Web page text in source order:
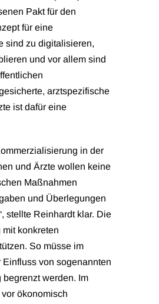
Pakt für den
für eine
sind zu digitalisieren,
und vor allem sind
arztspezifische
ist dafür eine
in der
und Ärzte wollen keine
Maßnahmen
und Überlegungen
stellte Reinhardt klar. Die
konkreten
So müsse im
von sogenannten
werden. Im
ökonomisch